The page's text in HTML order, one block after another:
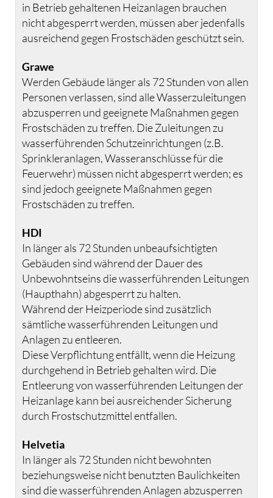
in Betrieb gehaltenen Heizanlagen brauchen
nicht abgesperrt werden, müssen aber jedenfalls
ausreichend gegen Frostschäden geschützt sein.
Grawe
Werden Gebäude länger als 72 Stunden von allen
Personen verlassen, sind alle Wasserzuleitungen
abzusperren und geeignete Maßnahmen gegen
Frostschäden zu treffen. Die Zuleitungen zu
wasserführenden Schutzeinrichtungen (z.B.
Sprinkleranlagen, Wasseranschlüsse für die
Feuerwehr) müssen nicht abgesperrt werden; es
sind jedoch geeignete Maßnahmen gegen
Frostschäden zu treffen.
HDI
In länger als 72 Stunden unbeaufsichtigten
Gebäuden sind während der Dauer des
Unbewohntseins die wasserführenden Leitungen
(Haupthahn) abgesperrt zu halten.
Während der Heizperiode sind zusätzlich
sämtliche wasserführenden Leitungen und
Anlagen zu entleeren.
Diese Verpflichtung entfällt, wenn die Heizung
durchgehend in Betrieb gehalten wird. Die
Entleerung von wasserführenden Leitungen der
Heizanlage kann bei ausreichender Sicherung
durch Frostschutzmittel entfallen.
Helvetia
In länger als 72 Stunden nicht bewohnten
beziehungsweise nicht benutzten Baulichkeiten
sind die wasserführenden Anlagen abzusperren